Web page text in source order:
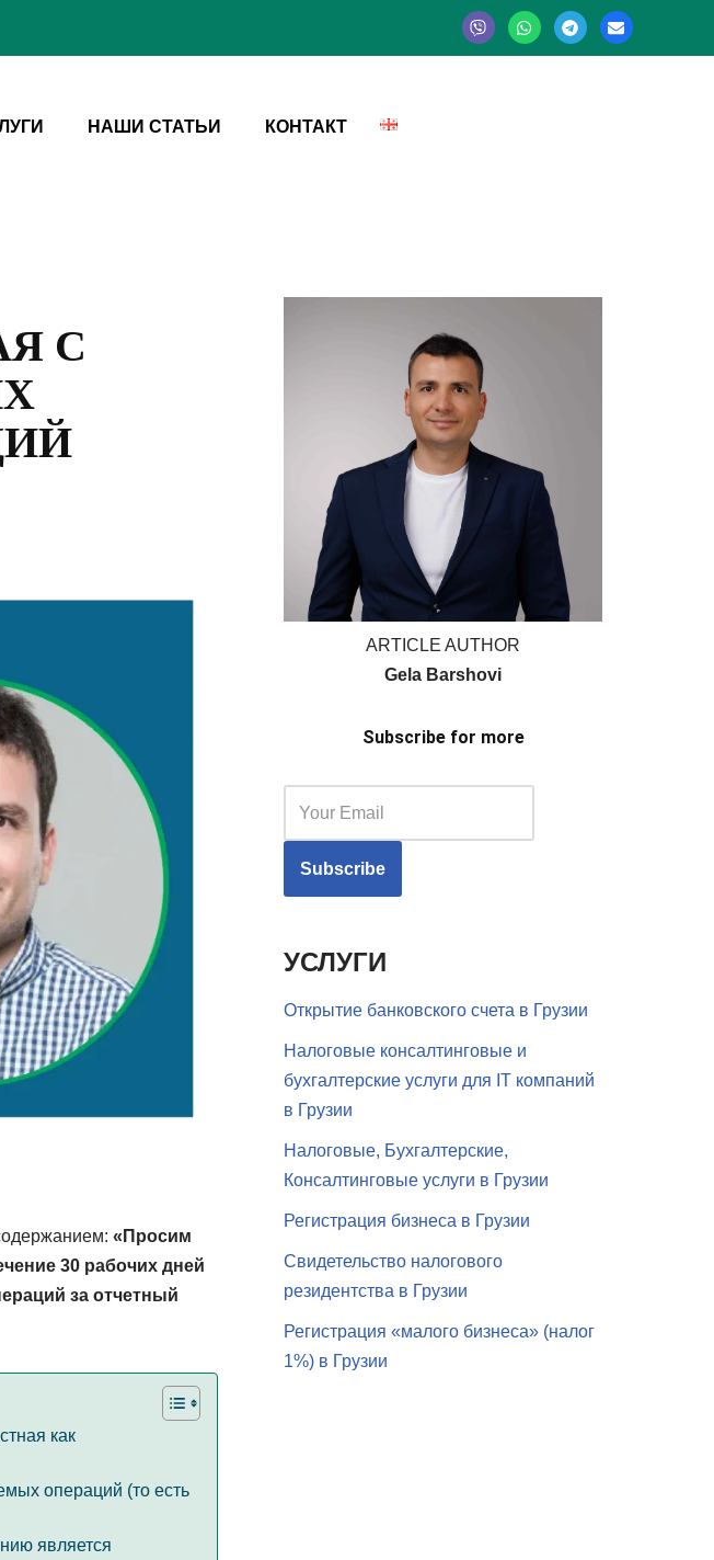
НАШИ СТАТЬИ КОНТАКТ
С
«Просим
30 рабочих дней
за отчетный
как
операций (то есть
является
ARTICLE AUTHOR
Gela Barshovi
Subscribe for more
УСЛУГИ
Открытие банковского счета в Грузии
Налоговые консалтинговые и
бухгалтерские услуги для IT компаний
в Грузии
Налоговые, Бухгалтерские,
Консалтинговые услуги в Грузии
Регистрация бизнеса в Грузии
Свидетельство налогового
резидентства в Грузии
Регистрация «малого бизнеса» (налог
1%) в Грузии